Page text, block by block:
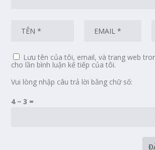
Lưu tên của tôi, email, và trang web
cho lần bình luận kế tiếp của tôi.
Vui lòng nhập câu trả lời bằng chữ số:
4 − 3 =